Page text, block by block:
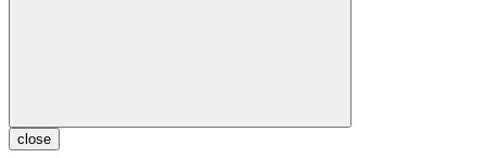
close